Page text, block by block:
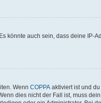
könnte auch sein, dass deine IP-
Wenn COPPA aktiviert ist und
dies nicht der Fall ist, muss